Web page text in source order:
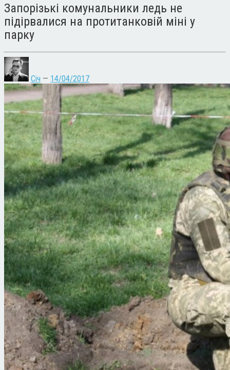
Запорізькі комунальники ледь не
підірвалися на протитанковій міні у
парку
Січ — 14/04/2017